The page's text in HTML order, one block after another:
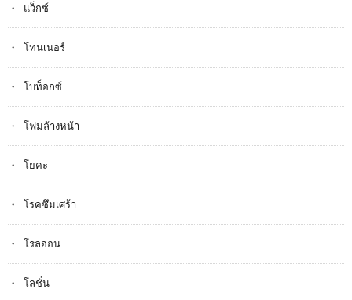
แว็กซ์
โทนเนอร์
โบท็อกซ์
โฟมล้างหน้า
โยคะ
โรคซึมเศร้า
โรลออน
โลชั่น